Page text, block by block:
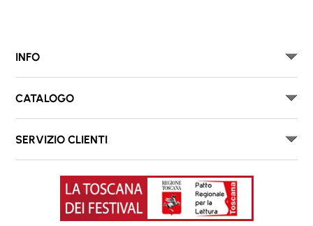
INFO
CATALOGO
SERVIZIO CLIENTI